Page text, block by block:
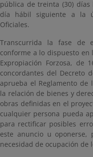
pública de treinta (30)
día hábil siguiente a la
Oficiales.
Transcurrida la fase de
conforme a lo dispuesto en
Expropiación Forzosa, de
concordantes del Decreto
aprueba el Reglamento de
la relación de bienes y
obras definidas en el
cualquier persona pueda
para rectificar posibles
este anuncio u
necesidad de ocupación de